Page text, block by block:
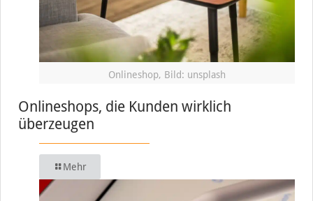
Onlineshop, Bild: unsplash
Onlineshops, die Kunden wirklich
überzeugen
Mehr